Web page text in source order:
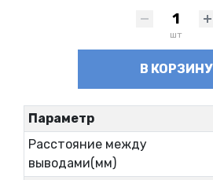
шт
В КОРЗИНУ
Параметр
Расстояние между
выводами(мм)